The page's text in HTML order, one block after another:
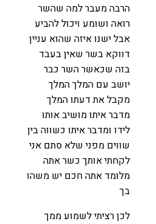
הרבה מעבר למה שהשר
רואה ושומע ויכול להביע
אבל ישנו איזה שהוא עניין
דווקא בשר שאין בעבד
בזה שכאשר השר כבר
יושב עם המלך המלך
מקבל את דעתו המלך
מדבר איתו מושיב אותו
לידו ומדבר איתו כשווה בין
שווים מפני שלא סתם אני
לקחתי אותך כשר אתה
מלומד אתה חכם יש משהו
בך
לכן רציתי לשמוע ממך